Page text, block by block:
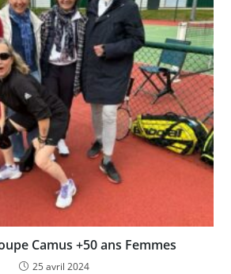
Camus +50 ans Femmes
25 avril 2024